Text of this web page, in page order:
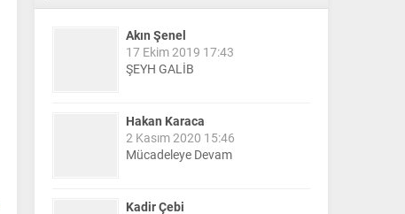
Akın Şenel
17 Ekim 2019 17:43
ŞEYH GALİB
Hakan Karaca
2 Kasım 2020 15:46
Mücadeleye Devam
Kadir Çebi